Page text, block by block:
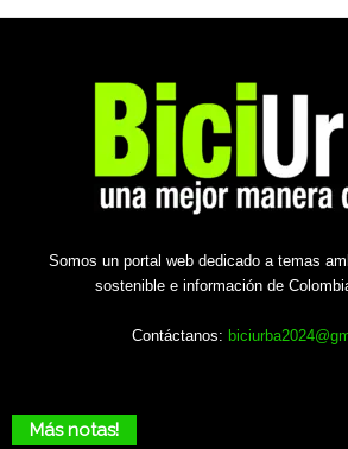
Somos un portal web dedicado a temas
sostenible e información de
Contáctanos:
Más notas!